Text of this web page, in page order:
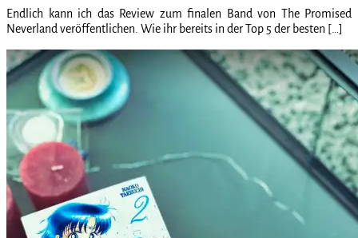
Endlich kann ich das Review zum finalen Band von The Promised
Neverland veröffentlichen. Wie ihr bereits in der Top 5 der besten […]